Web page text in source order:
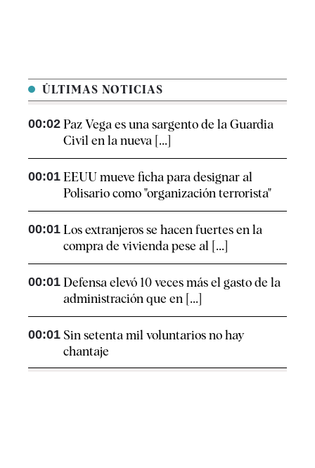
ÚLTIMAS NOTICIAS
00:02 Paz Vega es una sargento de la Guardia
Civil en la nueva [...]
00:01 EEUU mueve ficha para designar al
Polisario como "organización terrorista"
00:01 Los extranjeros se hacen fuertes en la
compra de vivienda pese al [...]
00:01 Defensa elevó 10 veces más el gasto de la
administración que en [...]
00:01 Sin setenta mil voluntarios no hay
chantaje